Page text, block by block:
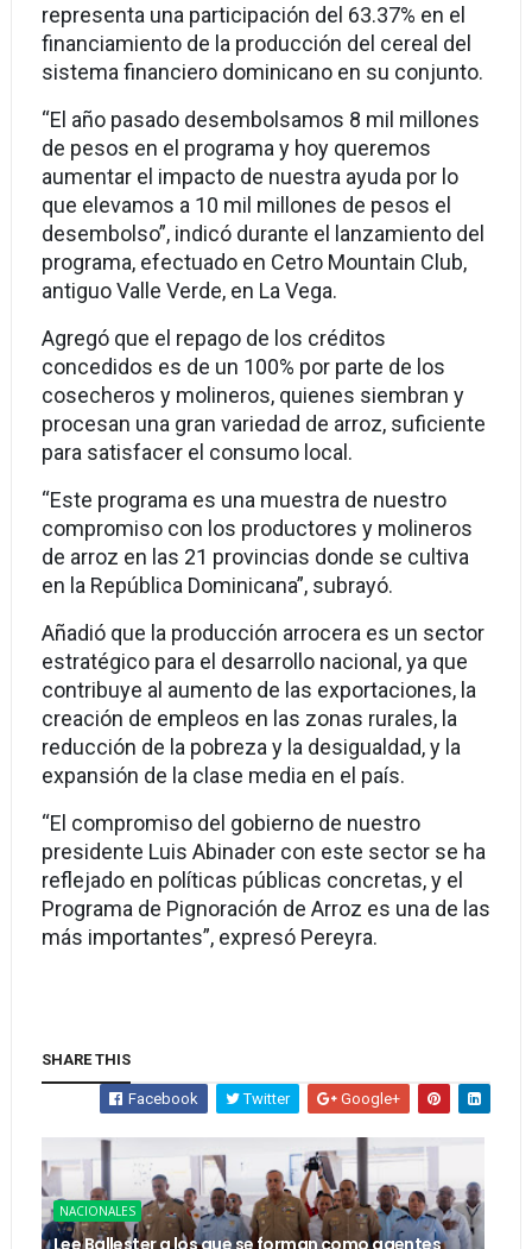
representa una participación del 63.37% en el
financiamiento de la producción del cereal del
sistema financiero dominicano en su conjunto.
“El año pasado desembolsamos 8 mil millones
de pesos en el programa y hoy queremos
aumentar el impacto de nuestra ayuda por lo
que elevamos a 10 mil millones de pesos el
desembolso”, indicó durante el lanzamiento del
programa, efectuado en Cetro Mountain Club,
antiguo Valle Verde, en La Vega.
Agregó que el repago de los créditos
concedidos es de un 100% por parte de los
cosecheros y molineros, quienes siembran y
procesan una gran variedad de arroz, suficiente
para satisfacer el consumo local.
“Este programa es una muestra de nuestro
compromiso con los productores y molineros
de arroz en las 21 provincias donde se cultiva
en la República Dominicana”, subrayó.
Añadió que la producción arrocera es un sector
estratégico para el desarrollo nacional, ya que
contribuye al aumento de las exportaciones, la
creación de empleos en las zonas rurales, la
reducción de la pobreza y la desigualdad, y la
expansión de la clase media en el país.
“El compromiso del gobierno de nuestro
presidente Luis Abinader con este sector se ha
reflejado en políticas públicas concretas, y el
Programa de Pignoración de Arroz es una de las
más importantes”, expresó Pereyra.
SHARE THIS
Facebook Twitter Google+
NACIONALES
Lee Ballester a los que se forman como agentes